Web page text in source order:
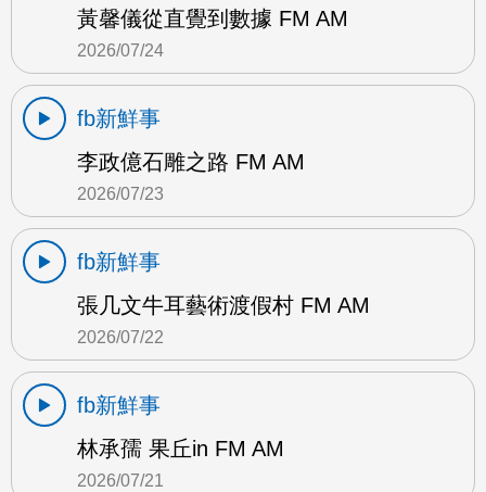
黃馨儀從直覺到數據 FM AM
2026/07/24
fb新鮮事
李政億石雕之路 FM AM
2026/07/23
fb新鮮事
張几文牛耳藝術渡假村 FM AM
2026/07/22
fb新鮮事
林承孺 果丘in FM AM
2026/07/21